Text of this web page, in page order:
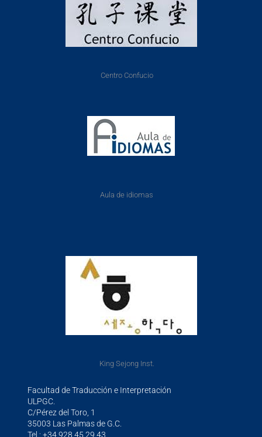
Centro Confucio
Aula de idiomas
King Sejong Inst.
Facultad de Traducción e Interpretación
ULPGC.
C/Pérez del Toro, 1
35003 Las Palmas de G.C.
Tel.: +34 928 45 29 43